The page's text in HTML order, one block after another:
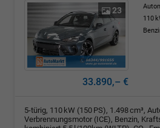
23
110
33.890,– €
5-türig, 110 kW (150 PS), 1.498 cm³,
Verbrennungsmotor (ICE), Benzin,